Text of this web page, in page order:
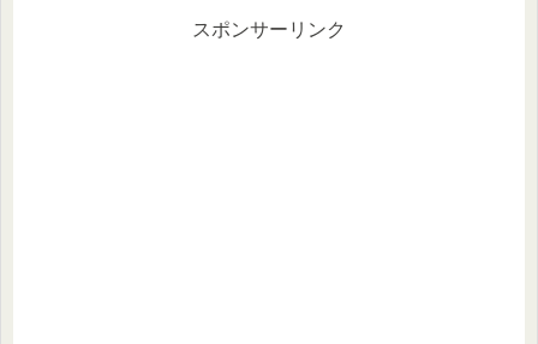
スポンサーリンク